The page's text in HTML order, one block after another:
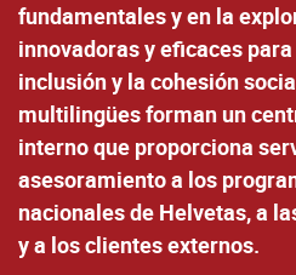
fundamentales y en la
innovadoras y eficaces
inclusión y la cohesión
multilingües forman un
interno que proporciona
asesoramiento a los
nacionales de Helvetas, a
y a los clientes externos.